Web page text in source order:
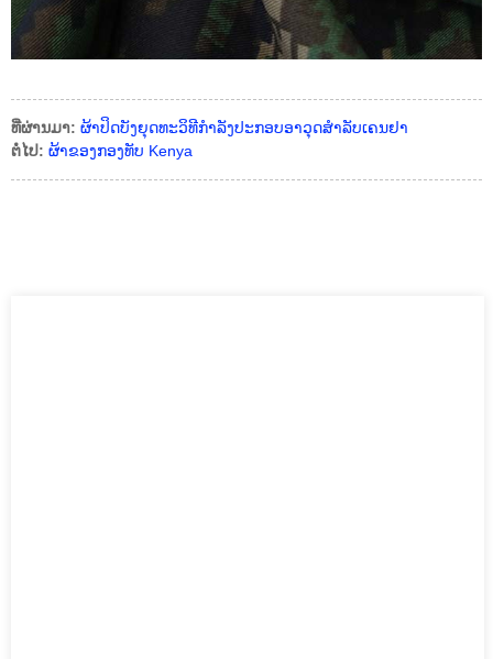
ທີ່ຜ່ານມາ: ຜ້າປິດບັງຍຸດທະວິທີກຳລັງປະກອບອາວຸດສຳລັບເຄນຢາ
ຕໍ່ໄປ: ຜ້າຂອງກອງທັບ Kenya